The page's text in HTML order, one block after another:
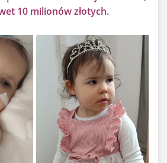
10 milionów złotych.